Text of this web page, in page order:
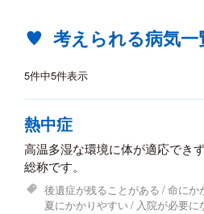
考えられる病気一
5件中5件表示
熱中症
高温多湿な環境に体が適応でき
総称です。
後遺症が残ることがある 命にか
夏にかかりやすい
入院が必要に